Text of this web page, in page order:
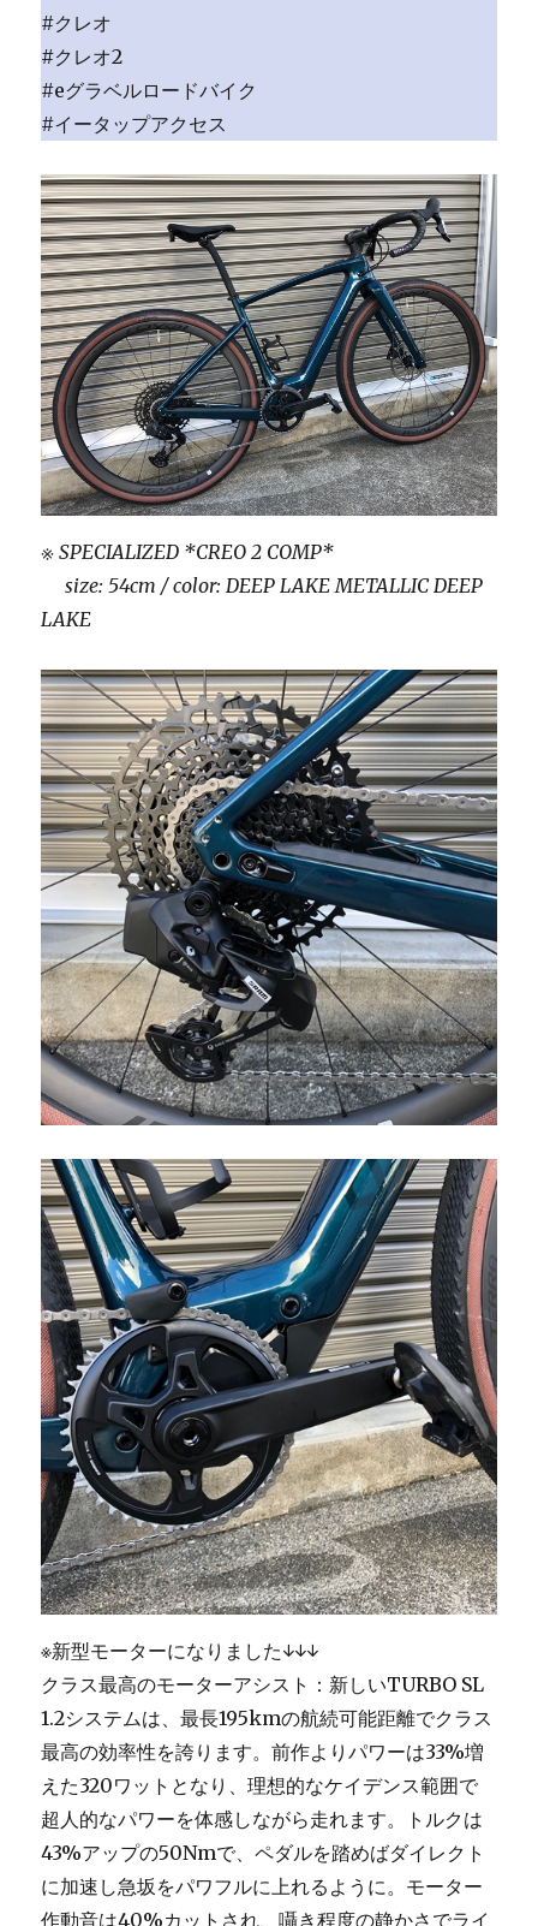
#クレオ
#クレオ2
#eグラベルロードバイク
#イータップアクセス
※ SPECIALIZED *CREO 2 COMP*
size: 54cm / color: DEEP LAKE METALLIC DEEP
LAKE
※新型モーターになりました↓↓↓
クラス最高のモーターアシスト：新しいTURBO SL
1.2システムは、最長195kmの航続可能距離でクラス
最高の効率性を誇ります。前作よりパワーは33%増
えた320ワットとなり、理想的なケイデンス範囲で
超人的なパワーを体感しながら走れます。トルクは
43%アップの50Nmで、ペダルを踏めばダイレクト
に加速し急坂をパワフルに上れるように。モーター
作動音は40%カットされ、囁き程度の静かさでライ